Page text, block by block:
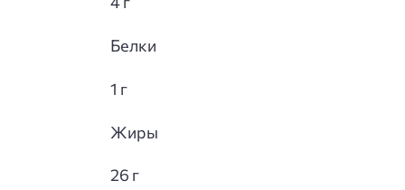
Белки
1 г
Жиры
26 г